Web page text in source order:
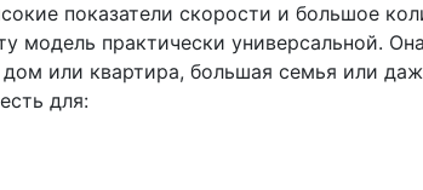
показатели скорости и большое
модель практически универсальной.
или квартира, большая семья или
для: